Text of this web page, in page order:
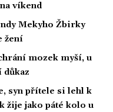
víkend
Mekyho Žbirky
žení
mozek myší, u
syn přítele si lehl k
žije jako páté kolo u